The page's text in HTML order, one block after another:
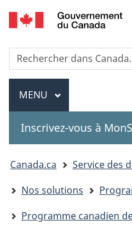
Recherche
Rechercher
dans
Canada.ca
Menu
MENU PRINCIPAL
Inscrivez-vous à
You
are
here:
Canada.ca
Service des
Nos solutions
Programme canadien de